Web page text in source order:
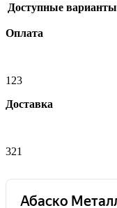
Доступные варианты
Оплата
123
Доставка
321